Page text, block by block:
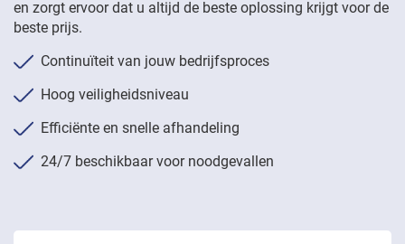
en zorgt ervoor dat u altijd de beste oplossing krijgt voor de
beste prijs.
Continuïteit van jouw bedrijfsproces
Hoog veiligheidsniveau
Efficiënte en snelle afhandeling
24/7 beschikbaar voor noodgevallen